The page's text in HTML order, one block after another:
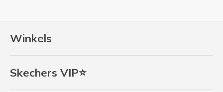
Winkels
Skechers VIP⭐